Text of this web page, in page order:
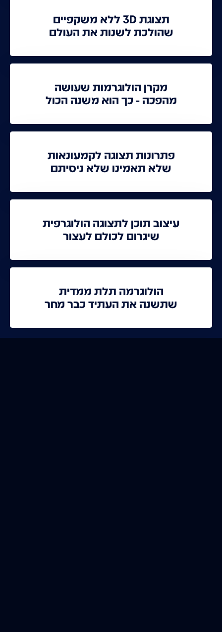
תצוגת 3D ללא משקפיים
שהולכת לשנות את העולם
מקרן הולוגרמות שעושה
מהפכה - כך הוא משנה הכול
פתרונות תצוגה לקמעונאות
שלא תאמינו שלא ניסיתם
עיצוב תוכן לתצוגה הולוגרפית
שיגרום לכולם לעצור
הולוגרמה תלת ממדית
שתשנה את העתיד כבר מחר